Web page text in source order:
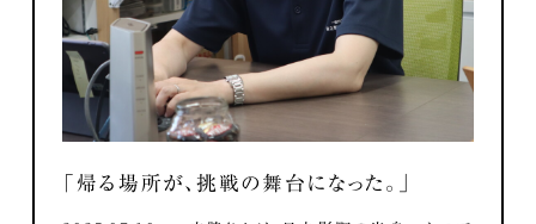
「帰る場所が、挑戦の舞台になった。」